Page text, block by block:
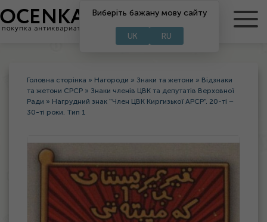
RU
Виберіть бажану мову сайту
UK RU
Головна сторінка » Нагороди » Знаки та жетони » Відзнаки
та жетони СРСР » Знаки членів ЦВК та депутатів Верховної
Ради » Нагрудний знак "Член ЦВК Киргизької АРСР". 20-ті –
30-ті роки. Тип 1